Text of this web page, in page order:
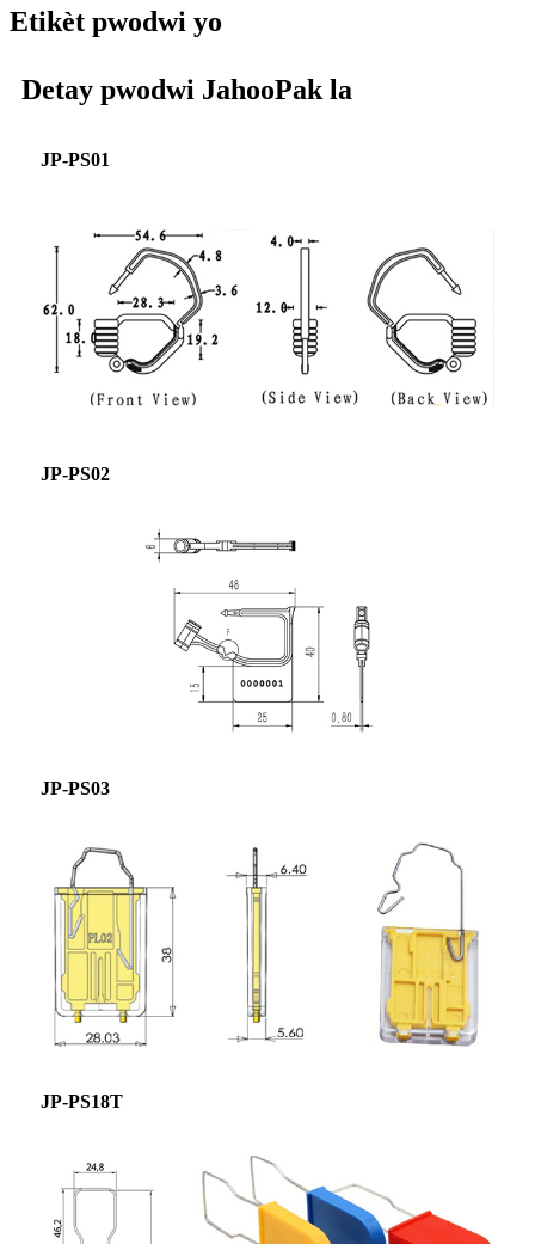
Etikèt pwodwi yo
Detay pwodwi JahooPak la
JP-PS01
JP-PS02
JP-PS03
JP-PS18T